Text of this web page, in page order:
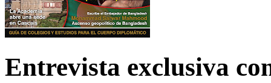
Entrevista exclusiva